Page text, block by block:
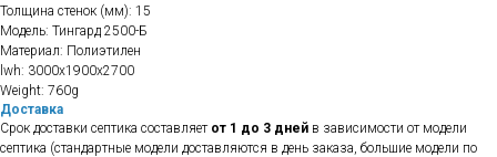
Толщина стенок (мм): 15
Модель: Тингард 2500-Б
Материал: Полиэтилен
lwh: 3000x1900x2700
Weight: 760g
Доставка
Срок доставки септика составляет от 1 до 3 дней в зависимости от модели
септика (стандартные модели доставляются в день заказа, большие модели по